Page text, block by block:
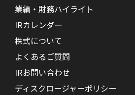
業績・財務ハイライト
IRカレンダー
株式について
よくあるご質問
IRお問い合わせ
ディスクロージャーポリシー